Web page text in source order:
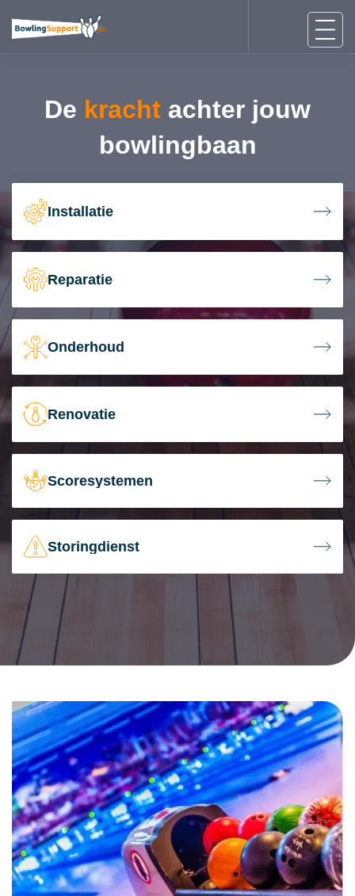
De kracht achter jouw
bowlingbaan
Installatie
Reparatie
Onderhoud
Renovatie
Scoresystemen
Storingdienst